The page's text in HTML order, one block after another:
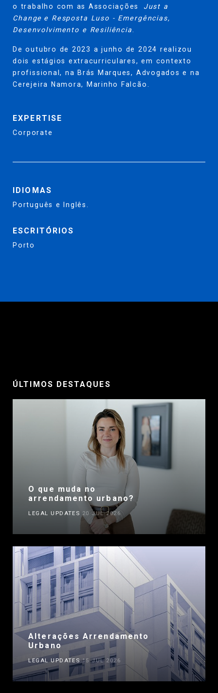
o trabalho com as Associações Just a
Change e Resposta Luso - Emergências,
Desenvolvimento e Resiliência
De outubro de 2023 a junho de 2024 realizou
dois estágios extracurriculares, em contexto
profissional, na Brás Marques, Advogados e na
Cerejeira Namora, Marinho Falcão.
EXPERTISE
Corporate
IDIOMAS
Português e Inglês.
ESCRITÓRIOS
Porto
ÚLTIMOS DESTAQUES
O que muda no
arrendamento urbano?
LEGAL UPDATES 20 JUL 2026
Alterações Arrendamento
Urbano
LEGAL UPDATES15 JUL 2026